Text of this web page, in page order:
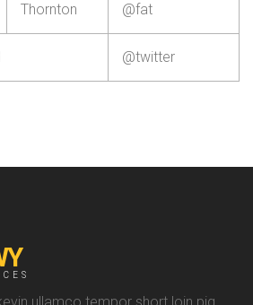
Thornton @fat
@twitter